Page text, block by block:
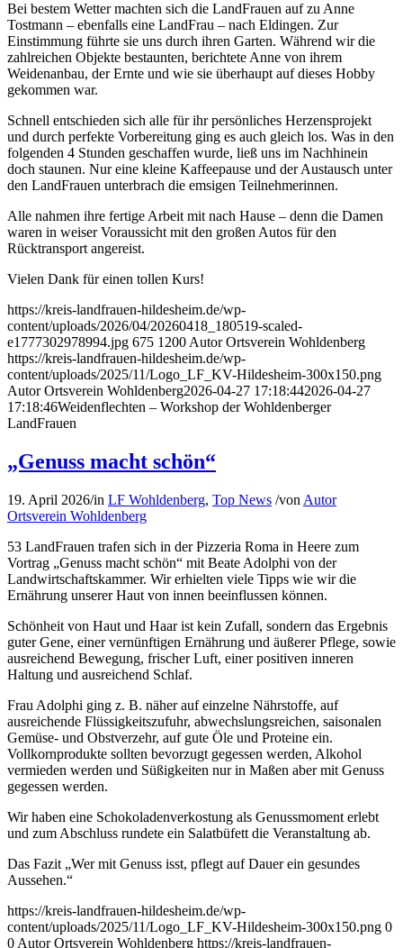
Bei bestem Wetter machten sich die LandFrauen auf zu Anne
Tostmann – ebenfalls eine LandFrau – nach Eldingen. Zur
Einstimmung führte sie uns durch ihren Garten. Während wir die
zahlreichen Objekte bestaunten, berichtete Anne von ihrem
Weidenanbau, der Ernte und wie sie überhaupt auf dieses Hobby
gekommen war.
Schnell entschieden sich alle für ihr persönliches Herzensprojekt
und durch perfekte Vorbereitung ging es auch gleich los. Was in den
folgenden 4 Stunden geschaffen wurde, ließ uns im Nachhinein
doch staunen. Nur eine kleine Kaffeepause und der Austausch unter
den LandFrauen unterbrach die emsigen Teilnehmerinnen.
Alle nahmen ihre fertige Arbeit mit nach Hause – denn die Damen
waren in weiser Voraussicht mit den großen Autos für den
Rücktransport angereist.
Vielen Dank für einen tollen Kurs!
https://kreis-landfrauen-hildesheim.de/wp-
content/uploads/2026/04/20260418_180519-scaled-
e1777302978994.jpg 675 1200 Autor Ortsverein Wohldenberg
https://kreis-landfrauen-hildesheim.de/wp-
content/uploads/2025/11/Logo_LF_KV-Hildesheim-300x150.png
Autor Ortsverein Wohldenberg2026-04-27 17:18:442026-04-27
17:18:46Weidenflechten – Workshop der Wohldenberger
LandFrauen
„Genuss macht schön“
19. April 2026/in LF Wohldenberg, Top News /von Autor
Ortsverein Wohldenberg
53 LandFrauen trafen sich in der Pizzeria Roma in Heere zum
Vortrag „Genuss macht schön“ mit Beate Adolphi von der
Landwirtschaftskammer. Wir erhielten viele Tipps wie wir die
Ernährung unserer Haut von innen beeinflussen können.
Schönheit von Haut und Haar ist kein Zufall, sondern das Ergebnis
guter Gene, einer vernünftigen Ernährung und äußerer Pflege, sowie
ausreichend Bewegung, frischer Luft, einer positiven inneren
Haltung und ausreichend Schlaf.
Frau Adolphi ging z. B. näher auf einzelne Nährstoffe, auf
ausreichende Flüssigkeitszufuhr, abwechslungsreichen, saisonalen
Gemüse- und Obstverzehr, auf gute Öle und Proteine ein.
Vollkornprodukte sollten bevorzugt gegessen werden, Alkohol
vermieden werden und Süßigkeiten nur in Maßen aber mit Genuss
gegessen werden.
Wir haben eine Schokoladenverkostung als Genussmoment erlebt
und zum Abschluss rundete ein Salatbüfett die Veranstaltung ab.
Das Fazit „Wer mit Genuss isst, pflegt auf Dauer ein gesundes
Aussehen.“
https://kreis-landfrauen-hildesheim.de/wp-
content/uploads/2025/11/Logo_LF_KV-Hildesheim-300x150.png 0
0 Autor Ortsverein Wohldenberg https://kreis-landfrauen-